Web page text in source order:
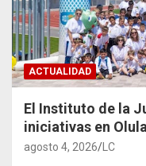
ACTUALIDAD
El Instituto de la
iniciativas en
agosto 4, 2026 LC